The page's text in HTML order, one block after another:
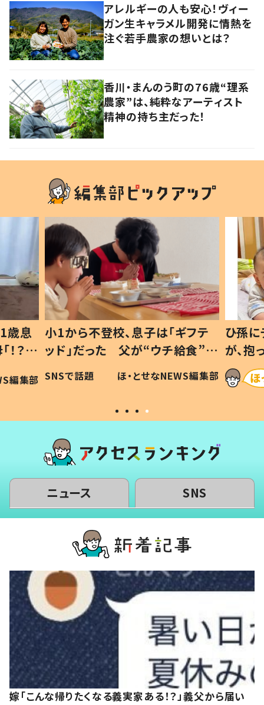
アレルギーの人も安心！ヴィー
ガン生キャラメル開発に情熱を
注ぐ若手農家の想いとは？
香川・まんのう町の76歳“理系
農家”は、純粋なアーティスト
精神の持ち主だった！
歳息
？」
編集部
小1から不登校、息子は「ギフテ
ッド」だった 父が“ウチ給食”を
作り続ける理由とは #令和の親
#令和の子
SNSで話題 ほ・とせなNEWS編集部
ひ孫
が、
「涙が
い」
ニュース SNS
嫁「こんな帰りたくなる義実家ある！？」義父から届い